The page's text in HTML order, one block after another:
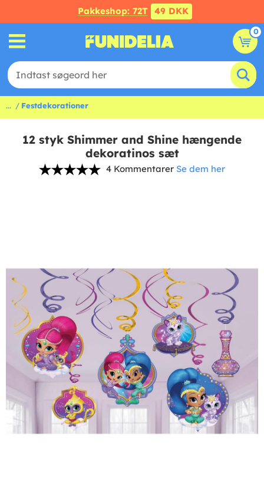
Pakkeshop: 72T 49 DKK
0
... Festdekorationer
12 styk Shimmer and Shine hængende
dekoratinos sæt
4 Kommentarer Se dem her